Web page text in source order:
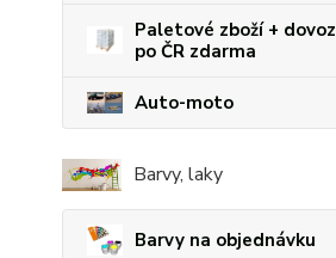
Paletové zboží + dovoz
po ČR zdarma
Auto-moto
Barvy, laky
Barvy na objednávku